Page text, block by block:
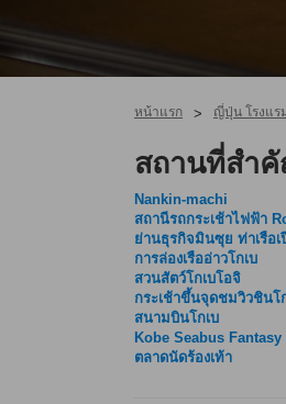
หน้าแรก > ญี่ปุ่น โรงแร
สถานที่สำคั
Nankin-machi
สถานีรถกระเช้าไฟฟ้า
ย่านธุรกิจมินซุย ท่าเรือเ
การล่องเรืออ่าวโกเบ
สวนสัตว์โกเบโอจิ
กระเช้าขึ้นจุดชมวิวชินโ
สนามบินโกเบ
Kobe Seabus Fantasy
ตลาดนัดร้องเท้า